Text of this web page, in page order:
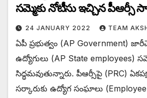
సమ్మెకు నోటీసు ఇచ్చిన పీఆర్సీ
24 JANUARY 2022 TEAM
ఏపీ ప్రభుత్వం (AP Government)
ఉద్యోగులు (AP State employees)
సిద్ధమవుతున్నారు. పీఆర్సీపై (PRC)
సర్కారుకు ఉద్యోగ సంఘాలు